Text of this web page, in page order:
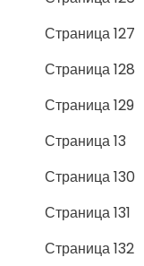
Страница 127
Страница 128
Страница 129
Страница 13
Страница 130
Страница 131
Страница 132